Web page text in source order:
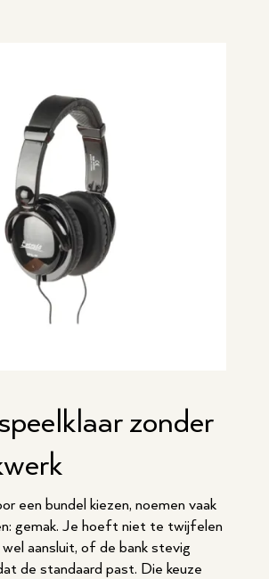
zonder
een bundel kiezen, noemen vaak
gemak. Je hoeft niet te twijfelen
aansluit, of de bank stevig
de standaard past. Die keuze